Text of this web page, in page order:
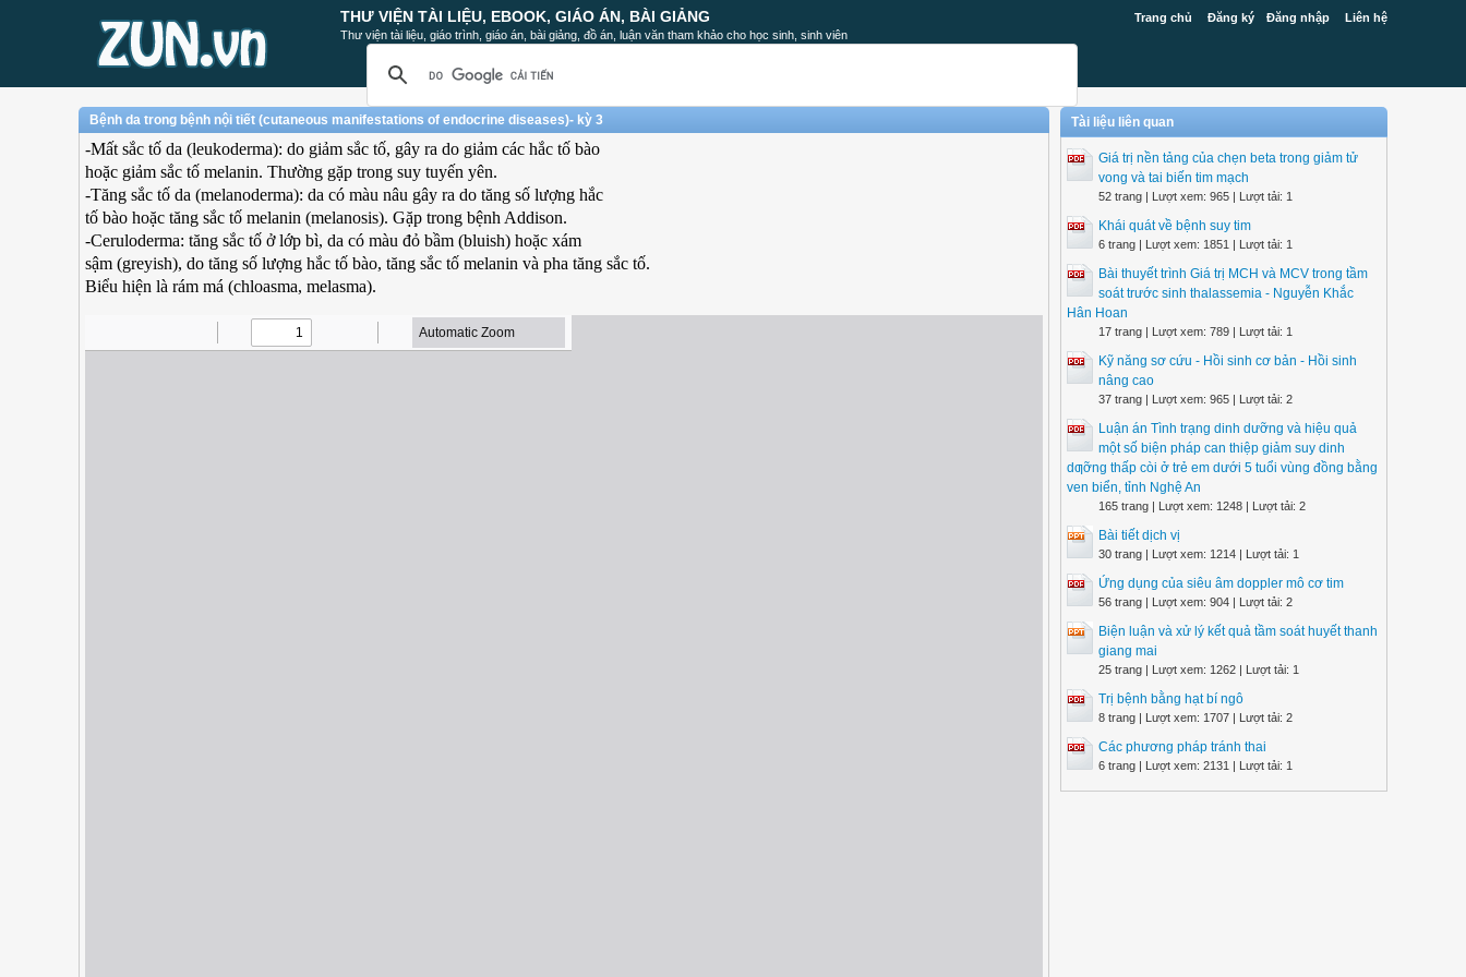
Trang chủ Đăng ký Đăng nhập Liên hệ
THƯ VIỆN TÀI LIỆU, EBOOK, GIÁO ÁN, BÀI GIẢNG
Thư viện tài liệu, giáo trình, giáo án, bài giảng, đồ án, luận văn tham khảo cho học sinh, sinh viên
Bệnh da trong bệnh nội tiết (cutaneous manifestations of endocrine diseases)- kỳ 3
-Mất sắc tố da (leukoderma): do giảm sắc tố, gây ra do giảm các hắc tố bào
hoặc giảm sắc tố melanin. Thường gặp trong suy tuyến yên.
-Tăng sắc tố da (melanoderma): da có màu nâu gây ra do tăng số lượng hắc
tố bào hoặc tăng sắc tố melanin (melanosis). Gặp trong bệnh Addison.
-Ceruloderma: tăng sắc tố ở lớp bì, da có màu đỏ bầm (bluish) hoặc xám
sậm (greyish), do tăng số lượng hắc tố bào, tăng sắc tố melanin và pha tăng sắc tố.
Biểu hiện là rám má (chloasma, melasma).
Tài liệu liên quan
Giá trị nền tảng của chẹn beta trong giảm tử
vong và tai biến tim mạch
52 trang | Lượt xem: 965 | Lượt tải: 1
Khái quát về bệnh suy tim
6 trang | Lượt xem: 1851 | Lượt tải: 1
Bài thuyết trình Giá trị MCH và MCV trong tầm
soát trước sinh thalassemia - Nguyễn Khắc
Hân Hoan
17 trang | Lượt xem: 789 | Lượt tải: 1
Kỹ năng sơ cứu - Hồi sinh cơ bản - Hồi sinh
nâng cao
37 trang | Lượt xem: 965 | Lượt tải: 2
Luận án Tình trạng dinh dưỡng và hiệu quả
một số biện pháp can thiệp giảm suy dinh
dƣỡng thấp còi ở trẻ em dưới 5 tuổi vùng đồng bằng
ven biển, tỉnh Nghệ An
165 trang | Lượt xem: 1248 | Lượt tải: 2
Bài tiết dịch vị
30 trang | Lượt xem: 1214 | Lượt tải: 1
Ứng dụng của siêu âm doppler mô cơ tim
56 trang | Lượt xem: 904 | Lượt tải: 2
Biện luận và xử lý kết quả tầm soát huyết thanh
giang mai
25 trang | Lượt xem: 1262 | Lượt tải: 1
Trị bệnh bằng hạt bí ngô
8 trang | Lượt xem: 1707 | Lượt tải: 2
Các phương pháp tránh thai
6 trang | Lượt xem: 2131 | Lượt tải: 1